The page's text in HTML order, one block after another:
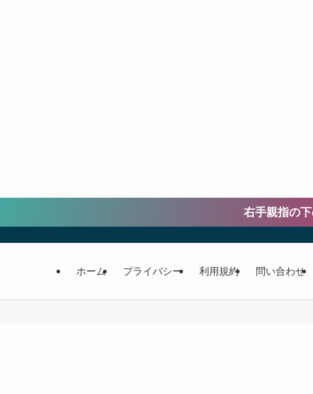
右手親指の下の
ホーム プライバシー 利用規約 問い合わせ